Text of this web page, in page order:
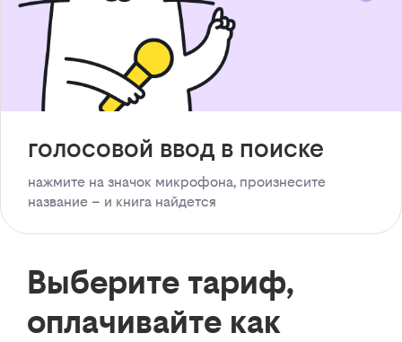
голосовой ввод в поиске
нажмите на значок микрофона, произнесите
название – и книга найдется
Выберите тариф,
оплачивайте как